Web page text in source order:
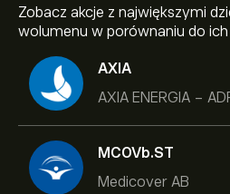
Zobacz akcje z największymi
wolumenu w porównaniu do
AXIA
AXIA ENERGIA -
MCOVb.ST
Medicover AB